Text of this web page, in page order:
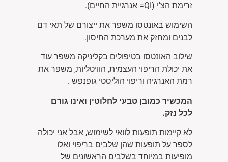
זרימת הצ'י ( QI= אנרגיית החיים).
השימוש באונטסו משפר את ייצורם של תאי דם
לבנים ומחזק את מערכת החיסון.
שילוב האונטסו בטיפולים בקליניקה משפר עוד
את יכולת הריפוי העצמית, הוויטליות, משפר את
רמת האנרגיה וריפוי הוליסטי גופנפש .
המכשיר כמובן טבעי לחלוטין ואינו גורם
לכל נזק.
לא קיימות תופעות לוואי לשימוש, אבל אני יכולה
לספר על תופעות שהן שלבים בריפוי ואלו
מופיעות במיוחד בשלבים הראשונים של